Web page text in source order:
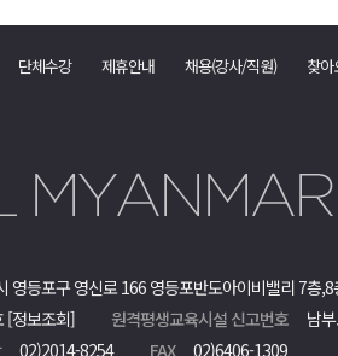
단체수강 제휴안내 채용(강사/직원) 찾아
영등포구 영신로 166 영등포반도아이비밸리 7층,8
[정보조회] 원격평생교육시설 신고번호
남
02)2014-8254 FAX 02)6406-1309